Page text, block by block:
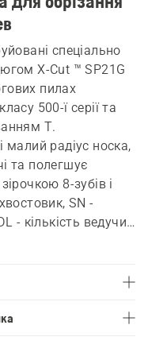
спеціально
X-Cut ™ SP21G
пилах
500-ї серії та
Т.
малий радіус носка,
та полегшує
8-зубів і
SN -
- кількість ведучих